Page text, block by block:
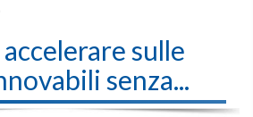
sulle
senza...